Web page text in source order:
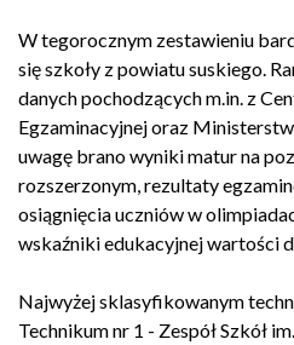
W tegorocznym zestawieniu
się szkoły z powiatu suskiego.
danych pochodzących m.in. z
Egzaminacyjnej oraz
uwagę brano wyniki matur na
rozszerzonym, rezultaty
osiągnięcia uczniów w
wskaźniki edukacyjnej wartości
Najwyżej sklasyfikowanym
Technikum nr 1 - Zespół Szkół